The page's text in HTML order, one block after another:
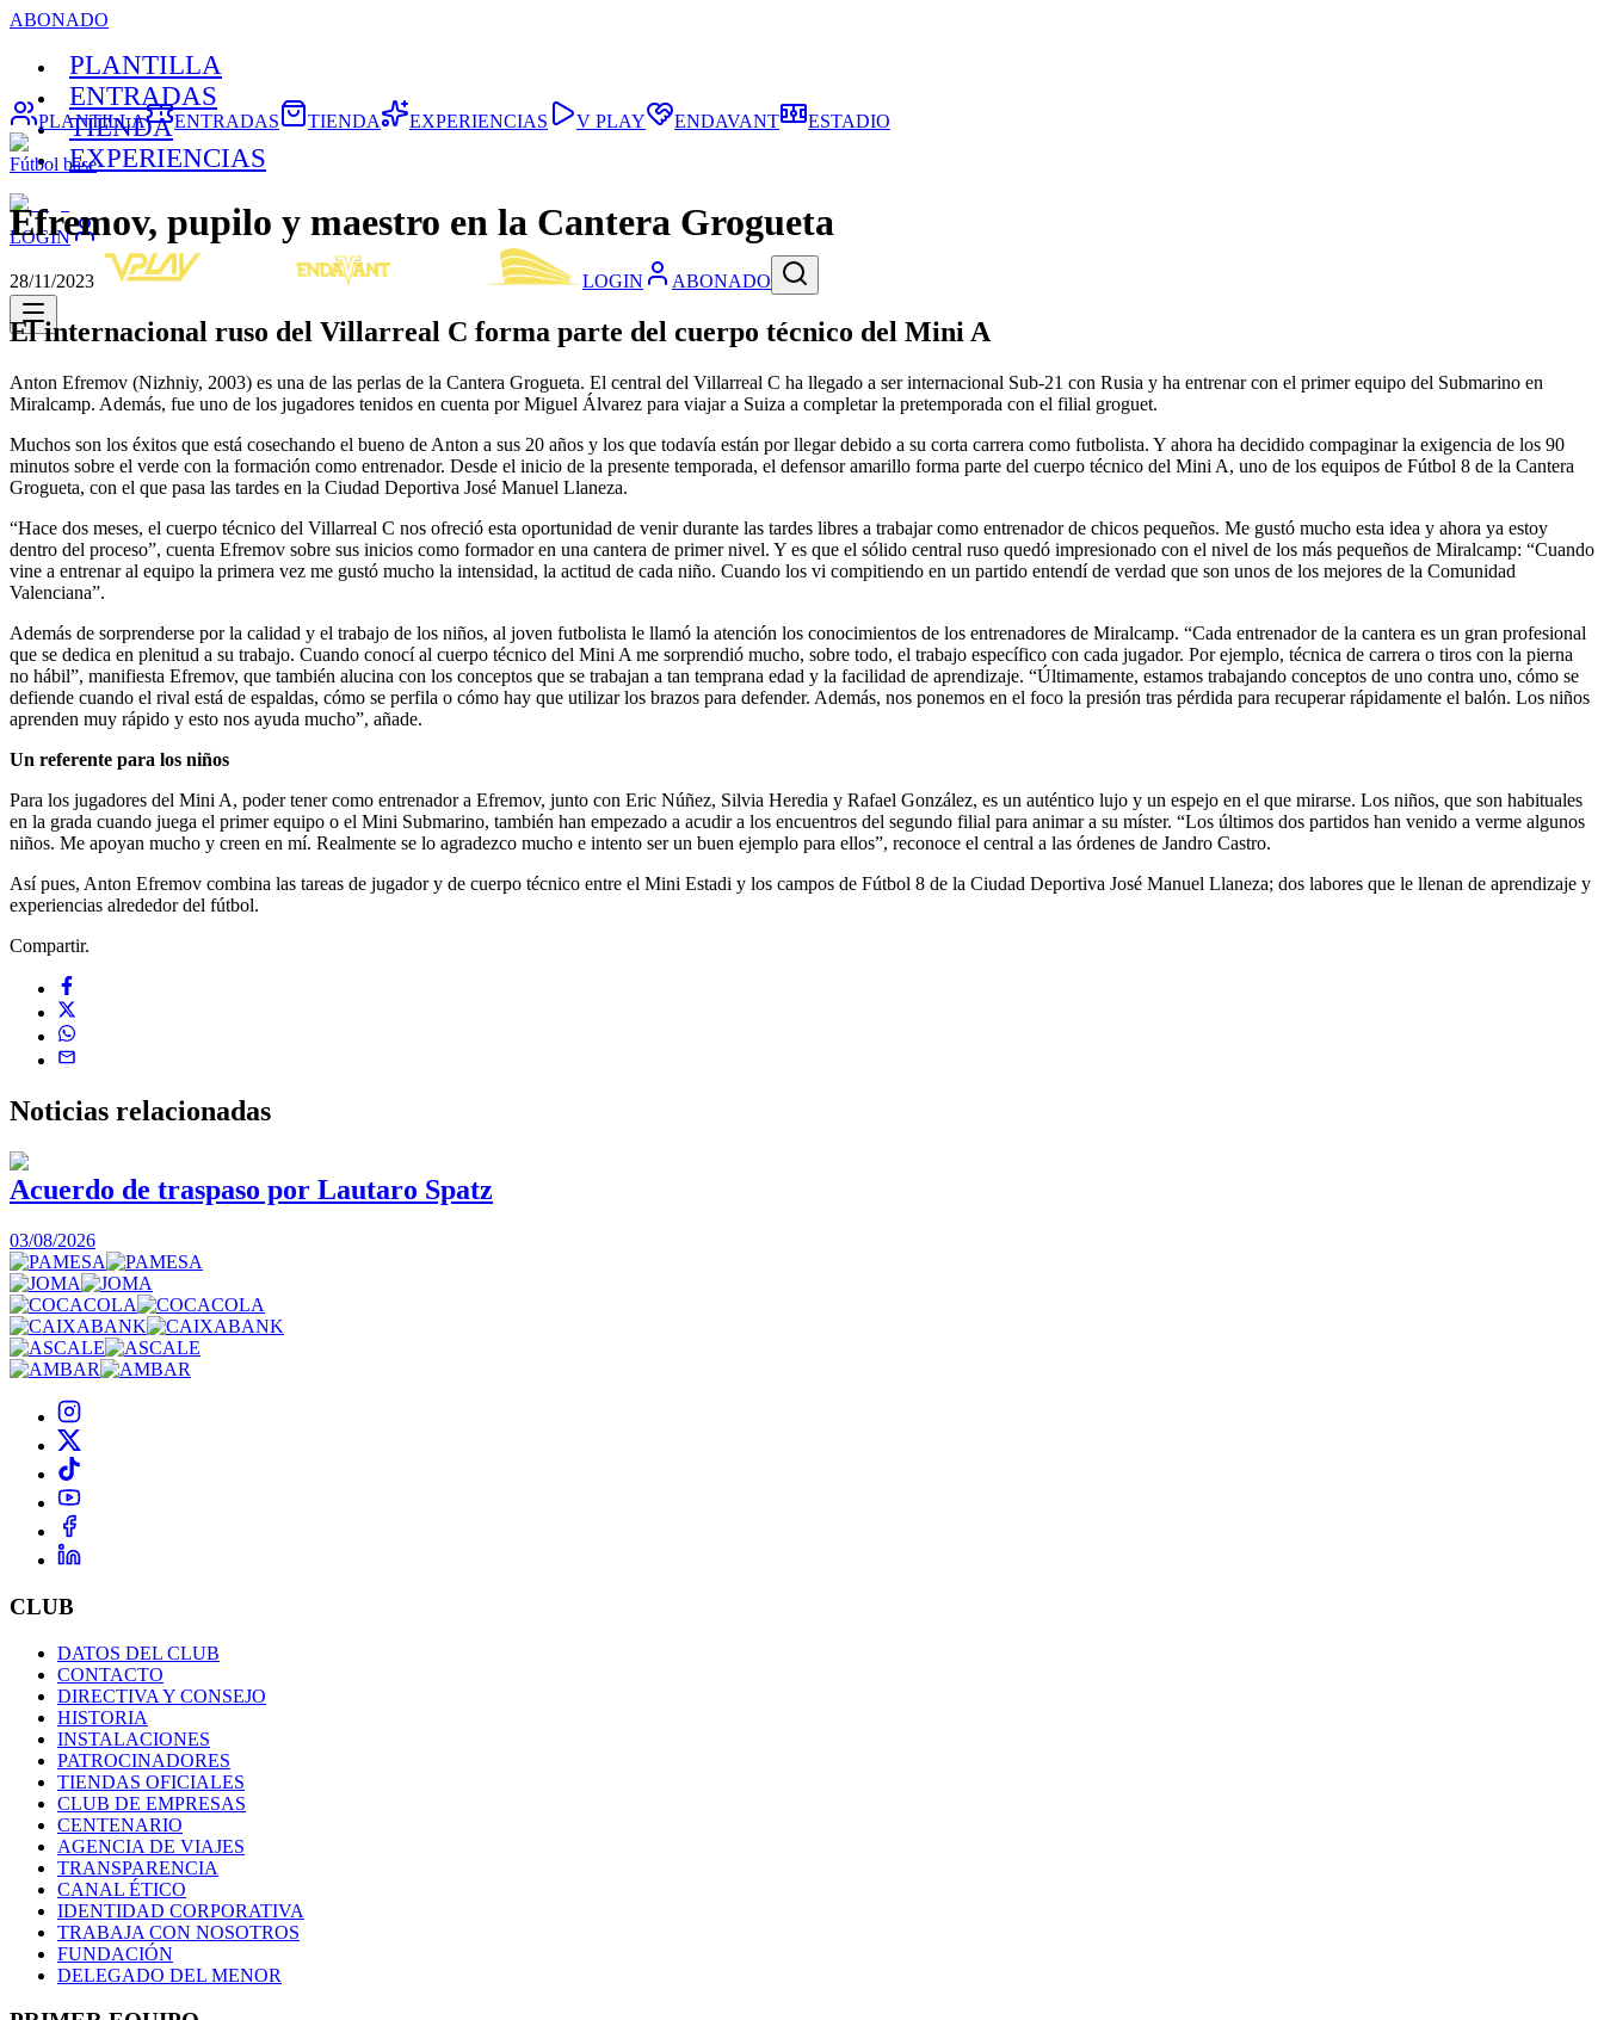
ABONADO
PLANTILLA
ENTRADAS
TIENDA
EXPERIENCIAS
LOGIN
LOGIN ABONADO
PLANTILLA ENTRADAS TIENDA EXPERIENCIAS V PLAY ENDAVANT ESTADIO
Fútbol base
Efremov, pupilo y maestro en la Cantera Grogueta
28/11/2023
El internacional ruso del Villarreal C forma parte del cuerpo técnico del Mini A
Anton Efremov (Nizhniy, 2003) es una de las perlas de la Cantera Grogueta. El central del Villarreal C ha llegado a ser internacional Sub-21 con Rusia y ha entrenar con el primer equipo del Submarino en
Miralcamp. Además, fue uno de los jugadores tenidos en cuenta por Miguel Álvarez para viajar a Suiza a completar la pretemporada con el filial groguet.
Muchos son los éxitos que está cosechando el bueno de Anton a sus 20 años y los que todavía están por llegar debido a su corta carrera como futbolista. Y ahora ha decidido compaginar la exigencia de los 90
minutos sobre el verde con la formación como entrenador. Desde el inicio de la presente temporada, el defensor amarillo forma parte del cuerpo técnico del Mini A, uno de los equipos de Fútbol 8 de la Cantera
Grogueta, con el que pasa las tardes en la Ciudad Deportiva José Manuel Llaneza.
“Hace dos meses, el cuerpo técnico del Villarreal C nos ofreció esta oportunidad de venir durante las tardes libres a trabajar como entrenador de chicos pequeños. Me gustó mucho esta idea y ahora ya estoy
dentro del proceso”, cuenta Efremov sobre sus inicios como formador en una cantera de primer nivel. Y es que el sólido central ruso quedó impresionado con el nivel de los más pequeños de Miralcamp: “Cuando
vine a entrenar al equipo la primera vez me gustó mucho la intensidad, la actitud de cada niño. Cuando los vi compitiendo en un partido entendí de verdad que son unos de los mejores de la Comunidad
Valenciana”.
Además de sorprenderse por la calidad y el trabajo de los niños, al joven futbolista le llamó la atención los conocimientos de los entrenadores de Miralcamp. “Cada entrenador de la cantera es un gran profesional
que se dedica en plenitud a su trabajo. Cuando conocí al cuerpo técnico del Mini A me sorprendió mucho, sobre todo, el trabajo específico con cada jugador. Por ejemplo, técnica de carrera o tiros con la pierna
no hábil”, manifiesta Efremov, que también alucina con los conceptos que se trabajan a tan temprana edad y la facilidad de aprendizaje. “Últimamente, estamos trabajando conceptos de uno contra uno, cómo se
defiende cuando el rival está de espaldas, cómo se perfila o cómo hay que utilizar los brazos para defender. Además, nos ponemos en el foco la presión tras pérdida para recuperar rápidamente el balón. Los niños
aprenden muy rápido y esto nos ayuda mucho”, añade.
Un referente para los niños
Para los jugadores del Mini A, poder tener como entrenador a Efremov, junto con Eric Núñez, Silvia Heredia y Rafael González, es un auténtico lujo y un espejo en el que mirarse. Los niños, que son habituales
en la grada cuando juega el primer equipo o el Mini Submarino, también han empezado a acudir a los encuentros del segundo filial para animar a su míster. “Los últimos dos partidos han venido a verme algunos
niños. Me apoyan mucho y creen en mí. Realmente se lo agradezco mucho e intento ser un buen ejemplo para ellos”, reconoce el central a las órdenes de Jandro Castro.
Así pues, Anton Efremov combina las tareas de jugador y de cuerpo técnico entre el Mini Estadi y los campos de Fútbol 8 de la Ciudad Deportiva José Manuel Llaneza; dos labores que le llenan de aprendizaje y
experiencias alrededor del fútbol.
Compartir.
Noticias relacionadas
Acuerdo de traspaso por Lautaro Spatz
03/08/2026
CLUB
DATOS DEL CLUB
CONTACTO
DIRECTIVA Y CONSEJO
HISTORIA
INSTALACIONES
PATROCINADORES
TIENDAS OFICIALES
CLUB DE EMPRESAS
CENTENARIO
AGENCIA DE VIAJES
TRANSPARENCIA
CANAL ÉTICO
IDENTIDAD CORPORATIVA
TRABAJA CON NOSOTROS
FUNDACIÓN
DELEGADO DEL MENOR